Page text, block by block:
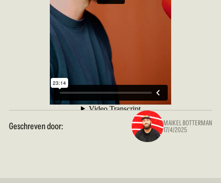
Geschreven door: MAIKEL BOTTERMAN
17/4/2025